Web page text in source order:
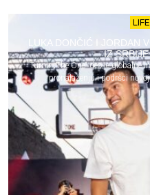
LUKA DONČIĆ I JORDAN
IZ
Turnir „The One“ deo je globalne
pronalaženju i podršci